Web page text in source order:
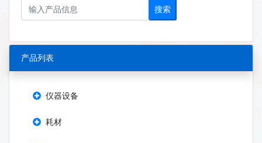
搜索
产品列表
仪器设备
耗材